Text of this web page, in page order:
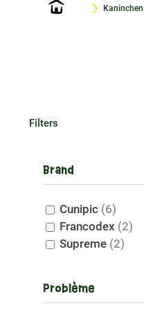
Startseite Kaninchen
Filters
Brand
Cunipic (6)
Francodex (2)
Supreme (2)
Problème